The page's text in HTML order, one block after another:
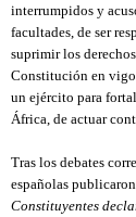
interrumpidos y
facultades, de ser
suprimir los
Constitución en
un ejército para
África, de actuar
Tras los debates
españolas
Constituyentes